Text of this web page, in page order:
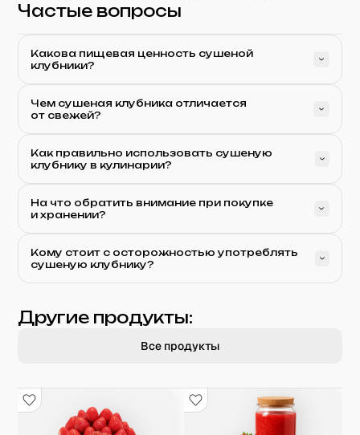
Частые вопросы
Какова пищевая ценность сушеной
клубники?
Чем сушеная клубника отличается
от свежей?
Как правильно использовать сушеную
клубнику в кулинарии?
На что обратить внимание при покупке
и хранении?
Кому стоит с осторожностью употреблять
сушеную клубнику?
Другие продукты:
Все продукты